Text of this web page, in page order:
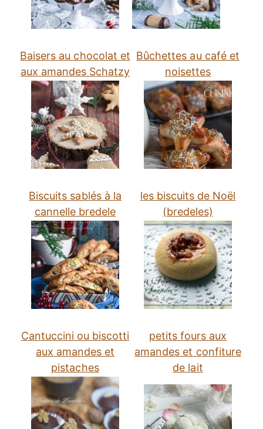
Baisers au chocolat et
aux amandes Schatzy
Bûchettes au café et
noisettes
Biscuits sablés à la
cannelle bredele
les biscuits de Noël
(bredeles)
Cantuccini ou biscotti
aux amandes et
pistaches
petits fours aux
amandes et confiture
de lait